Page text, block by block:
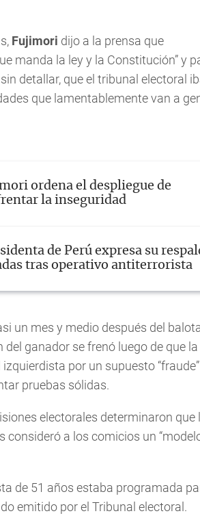
Fujimori dijo a la prensa que
manda la ley y la Constitución” y
detallar, que el tribunal electoral
que lamentablemente van a
ordena el despliegue de
la inseguridad
de Perú expresa su
tras operativo antiterrorista
un mes y medio después del
ganador se frenó luego de que la
por un supuesto “fraude”
pruebas sólidas.
electorales determinaron que
a los comicios un
de 51 años estaba programada
emitido por el Tribunal electoral.